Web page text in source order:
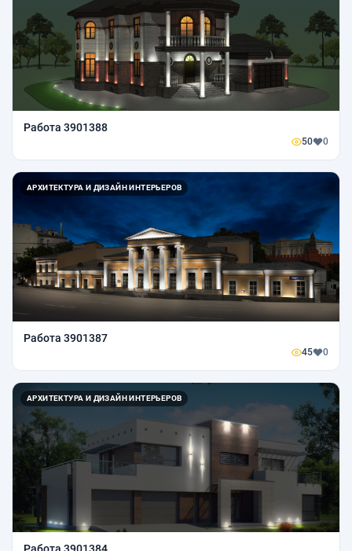
Работа 3901388
50 0
АРХИТЕКТУРА И ДИЗАЙН ИНТЕРЬЕРОВ
Работа 3901387
45 0
АРХИТЕКТУРА И ДИЗАЙН ИНТЕРЬЕРОВ